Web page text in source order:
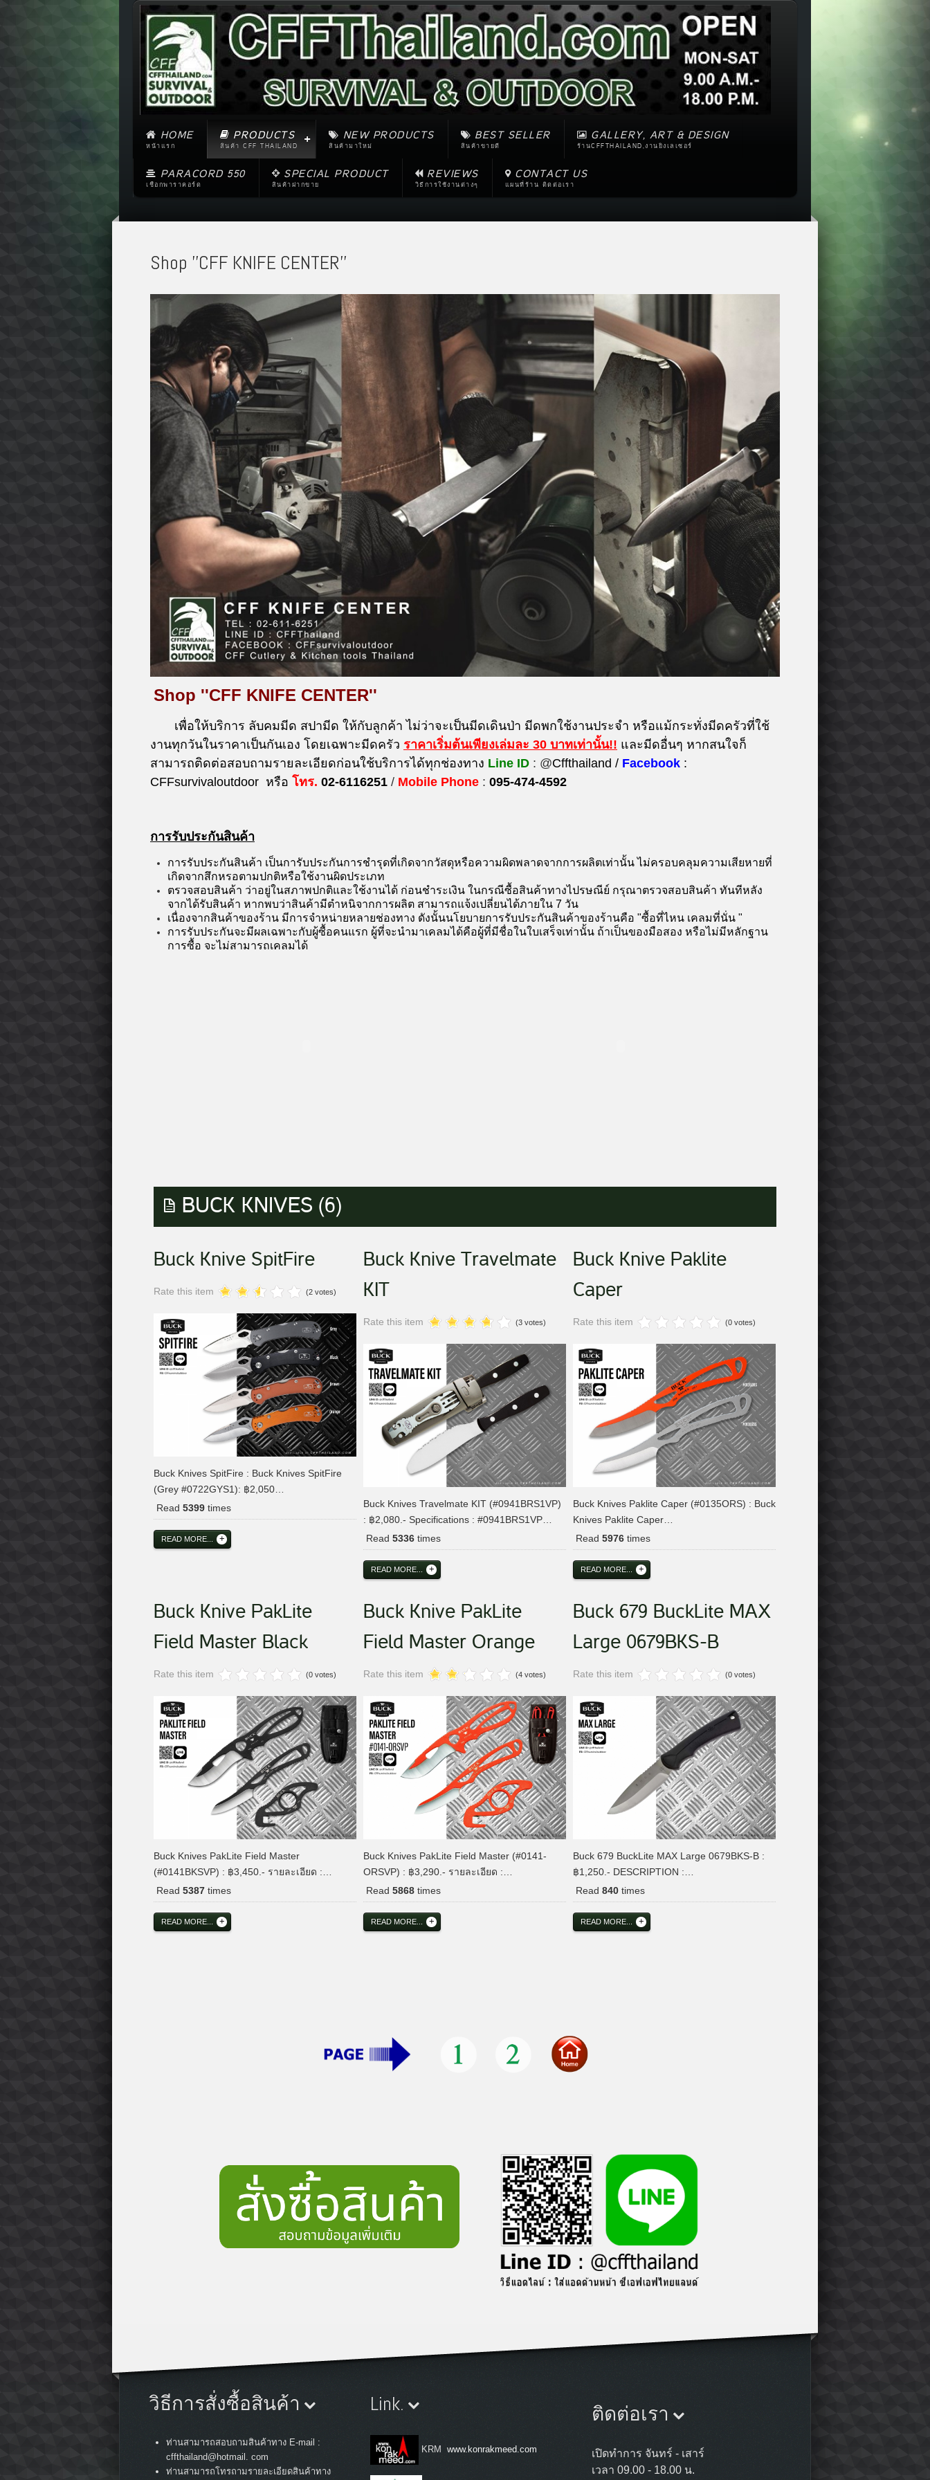
HOME
หน้าแรก
PRODUCTS
สินค้า CFF THAILAND
NEW PRODUCTS
สินค้ามาใหม่
BEST SELLER
สินค้าขายดี
GALLERY, ART & DESIGN
ร้านCFFTHAILAND,งานยิงเลเซอร์
PARACORD 550
เชือกพาราคอร์ด
SPECIAL PRODUCT
สินค้าฝากขาย
REVIEWS
วิธีการใช้งานต่างๆ
CONTACT US
แผนที่ร้าน ติดต่อเรา
Shop ''CFF KNIFE CENTER''
Shop ''CFF KNIFE CENTER''
เพื่อให้บริการ ลับคมมีด สปามีด ให้กับลูกค้า ไม่ว่าจะเป็นมีดเดินป่า มีดพกใช้งานประจำ หรือแม้กระทั่งมีดครัวที่ใช้
งานทุกวันในราคาเป็นกันเอง โดยเฉพาะมีดครัว ราคาเริ่มต้นเพียงเล่มละ 30 บาทเท่านั้น!! และมีดอื่นๆ หากสนใจก็
สามารถติดต่อสอบถามรายละเอียดก่อนใช้บริการได้ทุกช่องทาง Line ID : @Cffthailand / Facebook :
CFFsurvivaloutdoor หรือ โทร. 02-6116251 / Mobile Phone : 095-474-4592
การรับประกันสินค้า
การรับประกันสินค้า เป็นการับประกันการชำรุดที่เกิดจากวัสดุหรือความผิดพลาดจากการผลิตเท่านั้น ไม่ครอบคลุมความเสียหายที่
เกิดจากสึกหรอตามปกติหรือใช้งานผิดประเภท
ตรวจสอบสินค้า ว่าอยู่ในสภาพปกติและใช้งานได้ ก่อนชำระเงิน ในกรณีซื้อสินค้าทางไปรษณีย์ กรุณาตรวจสอบสินค้า ทันทีหลัง
จากได้รับสินค้า หากพบว่าสินค้ามีตำหนิจากการผลิต สามารถแจ้งเปลี่ยนได้ภายใน 7 วัน
เนื่องจากสินค้าของร้าน มีการจำหน่ายหลายช่องทาง ดังนั้นนโยบายการรับประกันสินค้าของร้านคือ "ซื้อที่ไหน เคลมที่นั่น "
การรับประกันจะมีผลเฉพาะกับผู้ซื้อคนแรก ผู้ที่จะนำมาเคลมได้คือผู้ที่มีชื่อในใบเสร็จเท่านั้น ถ้าเป็นของมือสอง หรือไม่มีหลักฐาน
การซื้อ จะไม่สามารถเคลมได้
BUCK KNIVES (6)
Buck Knive SpitFire
Rate this item (2 votes)
Buck Knives SpitFire : Buck Knives SpitFire
(Grey #0722GYS1): ฿2,050…
Read 5399 times
READ MORE...
Buck Knive Travelmate
KIT
Rate this item (3 votes)
Buck Knives Travelmate KIT (#0941BRS1VP)
: ฿2,080.- Specifications : #0941BRS1VP…
Read5336 times
READ MORE...
Buck Knive Paklite
Caper
Rate this item (0 votes)
Buck Knives Paklite Caper (#0135ORS) : Buck
Knives Paklite Caper…
Read5976 times
READ MORE...
Buck Knive PakLite
Field Master Black
Rate this item (0 votes)
Buck Knives PakLite Field Master
(#0141BKSVP) : ฿3,450.- รายละเอียด :…
Read 5387 times
READ MORE...
Buck Knive PakLite
Field Master Orange
Rate this item (4 votes)
Buck Knives PakLite Field Master (#0141-
ORSVP) : ฿3,290.- รายละเอียด :…
Read5868 times
READ MORE...
Buck 679 BuckLite MAX
Large 0679BKS-B
Rate this item (0 votes)
Buck 679 BuckLite MAX Large 0679BKS-B :
฿1,250.- DESCRIPTION :…
Read840 times
READ MORE...
วิธีการสั่งซื้อสินค้า
ท่านสามารถสอบถามสินค้าทาง E-mail :
cffthailand@hotmail. com
ท่านสามารถโทรถามรายละเอียดสินค้าทาง
Link.
KRM www.konrakmeed.com
ติดต่อเรา
เปิดทำการ จันทร์ - เสาร์
เวลา 09.00 - 18.00 น.